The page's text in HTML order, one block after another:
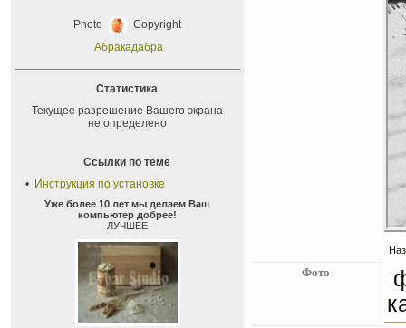
Photo
Copyright
Абракадабра
Статистика
Текущее разрешение Вашего экрана
не определено
Ссылки по теме
• Инструкция по установке
Уже более 10 лет мы делаем Ваш
компьютер добрее!
ЛУЧШЕЕ
Фото